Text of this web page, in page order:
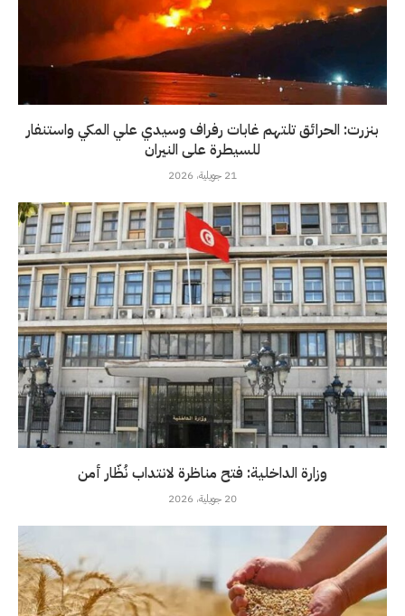
بنزرت: الحرائق تلتهم غابات رفراف وسيدي علي المكي واستنفار
للسيطرة على النيران
21 جويلية، 2026
وزارة الداخلية: فتح مناظرة لانتداب نُظّار أمن
20 جويلية، 2026